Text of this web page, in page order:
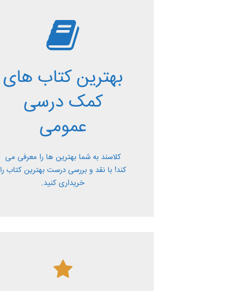
بهترین کتاب های
کمک درسی
عمومی
کلاسند به شما بهترین ها را معرفی می
کند! با نقد و بررسی درست بهترین کتاب را
خریداری کنید.
بررسی بهترین
کتاب های کمک
درسی عمومی
معرفی کتاب های کمک درسی عمومی و
بررسی آن ها کاملا رایگان از کلاسند